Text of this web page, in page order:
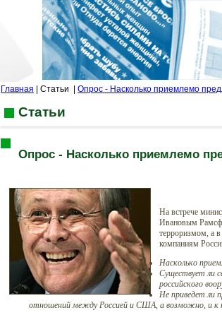
Главная | Статьи Опрос - Насколько приемлемо
Статьи
Опрос - Насколько приемлемо
На встрече
Ивановым
терроризмом, а
компаниям
Насколько
Существует ли
российского
Не приведет ли
отношений междуРоссией и США, а возможно, и к